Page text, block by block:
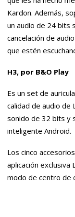
Kardon. Además,
un audio de 24 bits
cancelación de
que estén
H3, por B&O Play
Es un set de
calidad de audio de
sonido de 32 bits y
inteligente Android.
Los cinco
aplicación exclusiva
modo de centro de